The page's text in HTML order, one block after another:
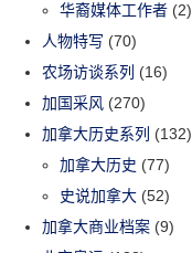
华裔媒体工作者 (2)
人物特写 (70)
农场访谈系列 (16)
加国采风 (270)
加拿大历史系列 (132)
加拿大历史 (77)
史说加拿大 (52)
加拿大商业档案 (9)